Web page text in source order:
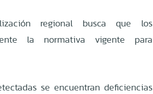
regional busca que los
la normativa vigente para
se encuentran deficiencias